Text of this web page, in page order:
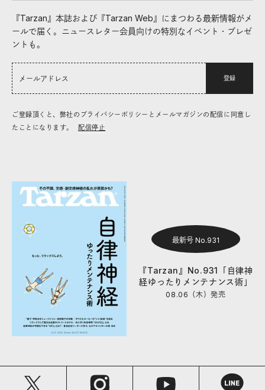
『Tarzan』本誌および『Tarzan Web』にまつわる最新情報がメ
ールで届く。ニュースレター会員向けの特別なイベント・プレゼ
ントも。
登録
ご登録頂くと、弊社のプライバシーポリシーとメールマガジンの配信に同意し
たことになります。
配信停止
最新号 No.931
『Tarzan』No.931「自律神
経ゆったりメンテナンス術」
08.06（木）発売